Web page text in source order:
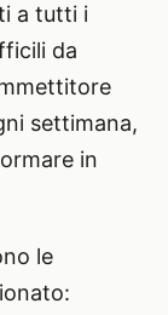
a tutti i
da
settimana,
in
le